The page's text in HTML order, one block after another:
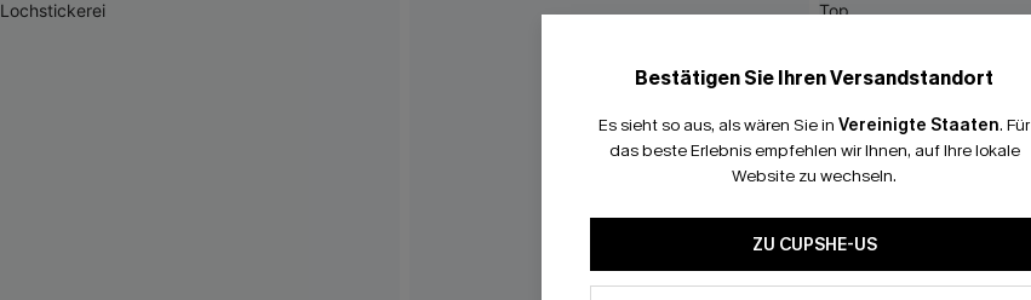
Bestätigen Sie Ihren Versandstandort
Es sieht so aus, als wären Sie in Vereinigte Staaten. Für
das beste Erlebnis empfehlen wir Ihnen, auf Ihre lokale
Website zu wechseln.
ZU CUPSHE-US